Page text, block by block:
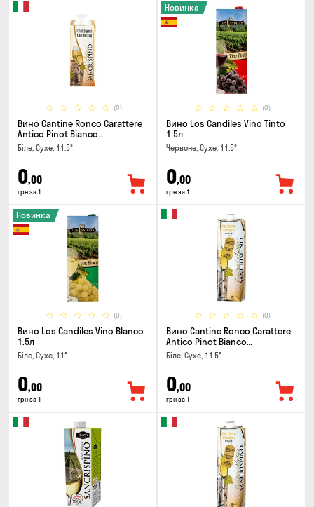
(0)
Вино Cantine Ronco Carattere
Antico Pinot Bianco
Chardonnay Rubicone IGT 0.25л
Біле, Сухе, 11.5°
0,00
грн за 1
(0)
Новинка
Вино Los Candiles Vino Tinto
1.5л
Червоне, Сухе, 11.5°
0,00
грн за 1
(0)
Новинка
Вино Los Candiles Vino Blanco
1.5л
Біле, Сухе, 11°
0,00
грн за 1
(0)
Вино Cantine Ronco Carattere
Antico Pinot Bianco
Chardonnay Rubicone IGT 1л
Біле, Сухе, 11.5°
0,00
грн за 1